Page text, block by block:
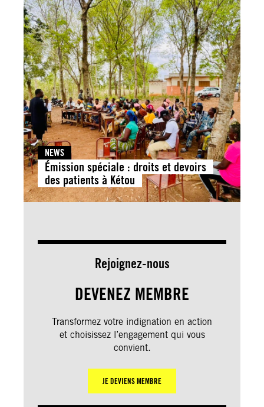
NEWS
Émission spéciale : droits et devoirs
des patients à Kétou
Rejoignez-nous
DEVENEZ MEMBRE
Transformez votre indignation en action
et choisissez l’engagement qui vous
convient.
JE DEVIENS MEMBRE